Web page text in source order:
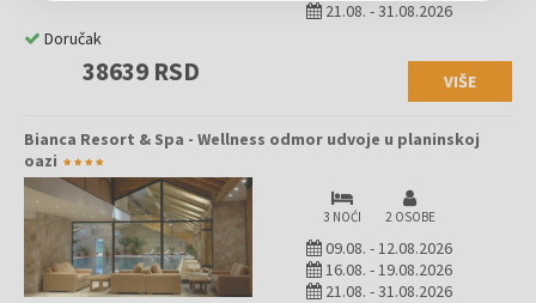
21.08. -31.08.2026
38639 RSD VIŠE
Doručak
Bianca Resort & Spa - Wellness odmor udvoje u planinskoj
oazi
3 NOĆI 2 OSOBE
09.08. -12.08.2026
16.08. -19.08.2026
21.08. -31.08.2026